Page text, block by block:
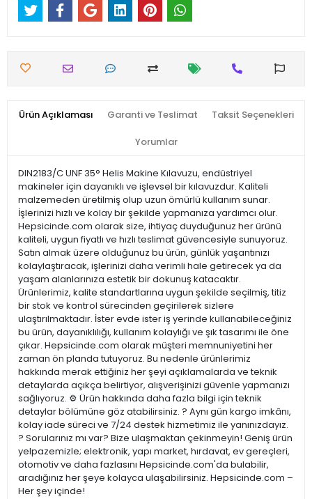
Ürün Açıklaması Garanti ve Teslimat Taksit Seçenekleri
Yorumlar
DIN2183/C UNF 35° Helis Makine Kılavuzu, endüstriyel
makineler için dayanıklı ve işlevsel bir kılavuzdur. Kaliteli
malzemeden üretilmiş olup uzun ömürlü kullanım sunar.
İşlerinizi hızlı ve kolay bir şekilde yapmanıza yardımcı olur.
Hepsicinde.com olarak size, ihtiyaç duyduğunuz her ürünü
kaliteli, uygun fiyatlı ve hızlı teslimat güvencesiyle sunuyoruz.
Satın almak üzere olduğunuz bu ürün, günlük yaşantınızı
kolaylaştıracak, işlerinizi daha verimli hale getirecek ya da
yaşam alanlarınıza estetik bir dokunuş katacaktır.
Ürünlerimiz, kalite standartlarına uygun şekilde seçilmiş, titiz
bir stok ve kontrol sürecinden geçirilerek sizlere
ulaştırılmaktadır. İster evde ister iş yerinde kullanabileceğiniz
bu ürün, dayanıklılığı, kullanım kolaylığı ve şık tasarımı ile öne
çıkar. Hepsicinde.com olarak müşteri memnuniyetini her
zaman ön planda tutuyoruz. Bu nedenle ürünlerimiz
hakkında merak ettiğiniz her şeyi açıklamalarda ve teknik
detaylarda açıkça belirtiyor, alışverişinizi güvenle yapmanızı
sağlıyoruz. ⚙️ Ürün hakkında daha fazla bilgi için teknik
detaylar bölümüne göz atabilirsiniz. ? Aynı gün kargo imkânı,
kolay iade süreci ve 7/24 destek hizmetimiz ile yanınızdayız.
? Sorularınız mı var? Bize ulaşmaktan çekinmeyin! Geniş ürün
yelpazemizle; elektronik, yapı market, hırdavat, ev gereçleri,
otomotiv ve daha fazlasını Hepsicinde.com'da bulabilir,
aradığınız her şeye kolayca ulaşabilirsiniz. Hepsicinde.com –
Her şey içinde!